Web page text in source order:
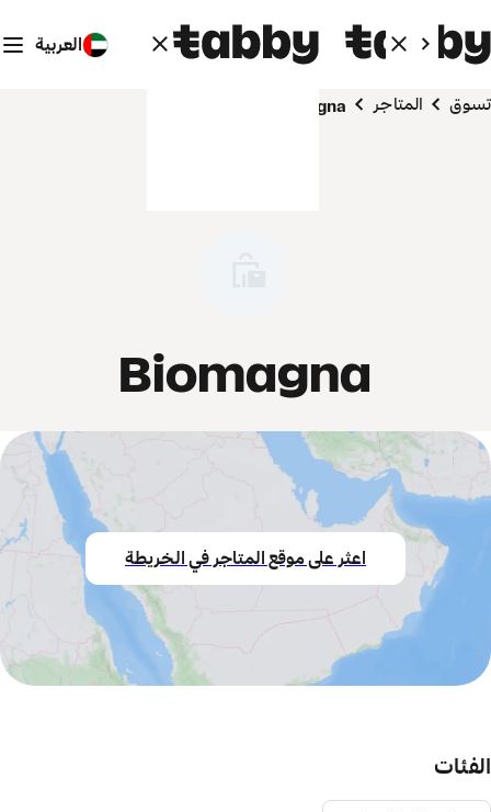
العربية
تسوق المتاجر Biomagna
Biomagna
اعثر على موقع المتاجر في الخريطة
الفئات